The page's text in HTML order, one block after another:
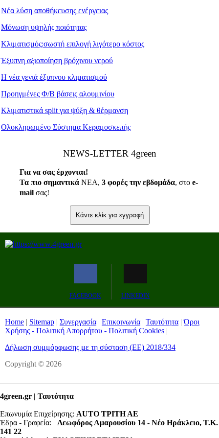
Νέα λύση αποθήκευσης ενέργειας
Μόνωση υψηλής ποιότητας
Κλιματισμός:σωστή επιλογή λιγότερο κόστος
Έξυπνη αξιοποίηση βρόχινου νερού
Η νέα γενιά έξυπνου κλιματισμού
Προηγμένες Φ/Β βάσεις αλουμινίου
Κλιματιστικά split για ψύξη & θέρμανση
Ολοκληρωμένο Σύστημα Κεραμοσκεπής
ΝEWS-LETTER 4green
Για να σας έρχονται!
Τα πιο σημαντικά ΝΕΑ, 3 φορές την εβδομάδα, στο e-
mail σας!
Κάντε κλίκ για εγγραφή
FACEBOOK LINKEDIN
Home | Sitemap | Συνεργασία | Επικοινωνία | Ταυτότητα |Όροι
Χρήσης - Πολιτική Απορρήτου - Πολιτική Cookies |
Δήλωση συμμόρφωσης με τη σύσταση (ΕΕ) 2018/334
Copyright © 2026
4green.gr | Ταυτότητα
Επωνυμία Επιχείρησης: AUTO ΤΡΙΤΗ ΑΕ
Έδρα - Γραφεία: Λεωφόρος Αμαρουσίου 14 - Νέο Ηράκλειο, Τ.Κ.
141 22